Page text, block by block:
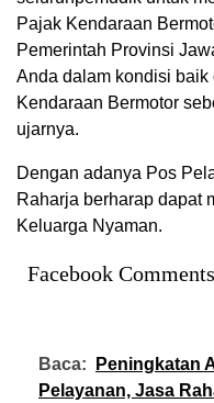
Pajak Kendaraan
Pemerintah Provinsi
Anda dalam kondisi baik
Kendaraan Bermotor
ujarnya.
Dengan adanya Pos
Raharja berharap dapat
Keluarga Nyaman.
Facebook
Baca:
Peningkatan
Pelayanan, Jasa